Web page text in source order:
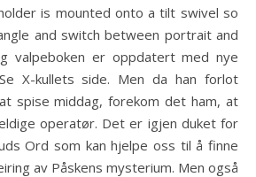
is mounted onto a tilt swivel so
and switch between portrait and
valpeboken er oppdatert med nye
X-kullets side. Men da han forlot
spise middag, forekom det ham, at
operatør. Det er igjen duket for
Ord som kan hjelpe oss til å finne
av Påskens mysterium. Men også